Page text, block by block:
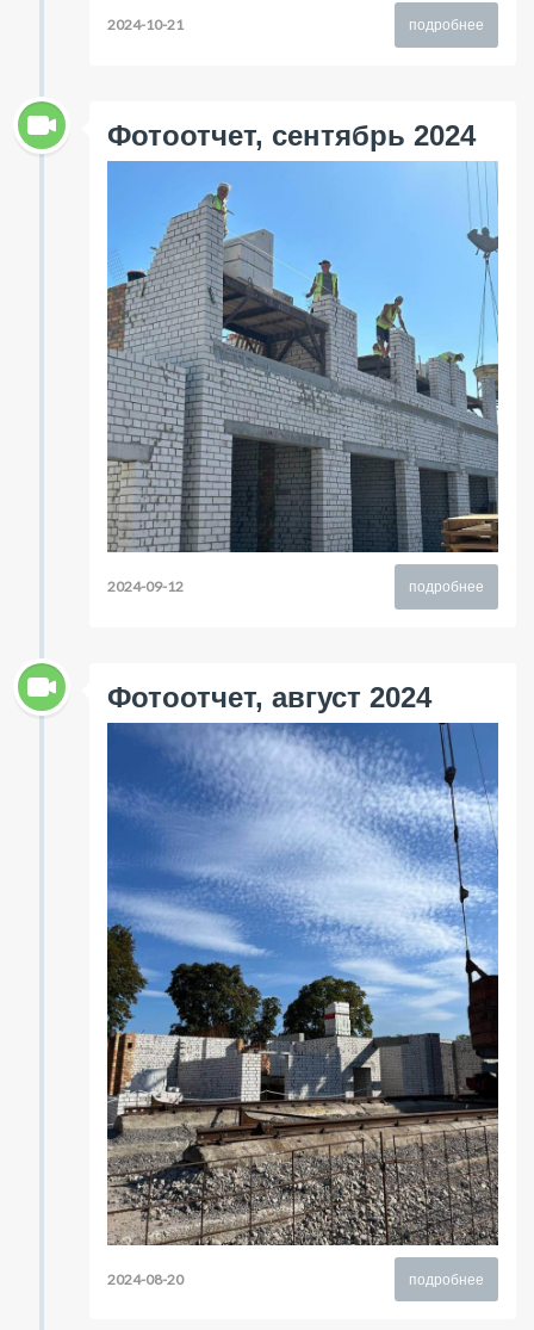
подробнее
2024-10-21
Фотоотчет, сентябрь 2024
подробнее
2024-09-12
Фотоотчет, август 2024
подробнее
2024-08-20